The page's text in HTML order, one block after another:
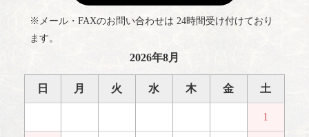
※メール・FAXのお問い合わせは 24時間受け付けており
ます。
2026年8月
日 月 火 水 木 金 土
1